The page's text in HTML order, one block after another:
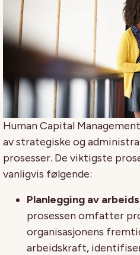
Human Capital
av strategiske og
prosesser. De viktigste
vanligvis følgende:
Planlegging av
prosessen omfatter
organisasjonens
arbeidskraft,